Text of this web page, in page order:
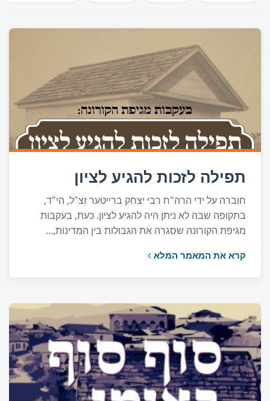
תפילה לזכות להגיע לציון
חוברה על ידי הרה"ח רבי יצחק ברייטער זצ"ל, הי"ד,
בתקופה שבה לא ניתן היה להגיע לציון. כעת, בעקבות
מגיפת הקורונה שסגרה את הגבולות בין המדינות,...
קרא את המאמר המלא